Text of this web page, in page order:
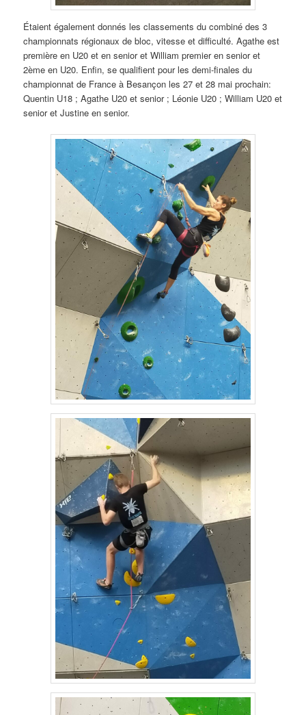
Étaient également donnés les classements du combiné des 3
championnats régionaux de bloc, vitesse et difficulté. Agathe est
première en U20 et en senior et William premier en senior et
2ème en U20. Enfin, se qualifient pour les demi-finales du
championnat de France à Besançon les 27 et 28 mai prochain:
Quentin U18 ; Agathe U20 et senior ; Léonie U20 ; William U20 et
senior et Justine en senior.